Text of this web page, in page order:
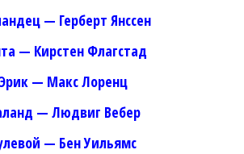
— Герберт Янссен
— Кирстен Флагстад
Эрик — Макс Лоренц
— Людвиг Вебер
— Бен Уильямс